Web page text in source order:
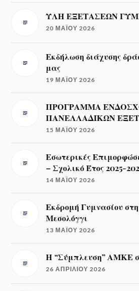
ΥΛΗ ΕΞΕΤΑΣΕΩΝ
20 ΜΑΪ́ΟΥ 2026
Εκδήλωση διάχυσης
μας
19 ΜΑΪ́ΟΥ 2026
ΠΡΟΓΡΑΜΜΑ
ΠΑΝΕΛΛΑΔΙΚΩΝ
15 ΜΑΪ́ΟΥ 2026
Εσωτερικές
– Σχολικό Έτος 2025-
14 ΜΑΪ́ΟΥ 2026
Εκδρομή Γυμνασίου
Μεσολόγγι
13 ΜΑΪ́ΟΥ 2026
Η “Σύμπλευση” ΑΜΚΕ
26 ΑΠΡΙΛΊΟΥ 2026